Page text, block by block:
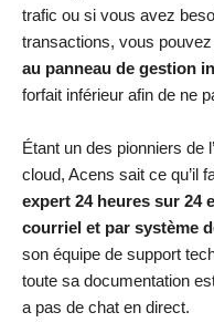
trafic ou si vous avez
transactions, vous pouvez
au panneau de gestion
forfait inférieur afin de ne
Étant un des pionniers de
cloud, Acens sait ce qu’il
expert 24 heures sur 24
courriel et par système
son équipe de support
toute sa documentation
a pas de chat en direct.